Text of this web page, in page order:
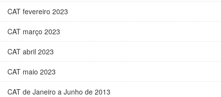
CAT fevereiro 2023
CAT março 2023
CAT abril 2023
CAT maio 2023
CAT de Janeiro a Junho de 2013